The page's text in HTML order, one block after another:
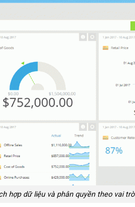
hợp dữ liệu và phân quyền theo vai trò